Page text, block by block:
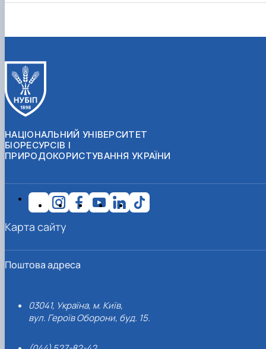
НАЦІОНАЛЬНИЙ УНІВЕРСИТЕТ
БІОРЕСУРСІВ І
ПРИРОДОКОРИСТУВАННЯ УКРАЇНИ
Поштова адреса
03041, Україна, м. Київ,
вул. Героїв Оборони, буд. 15.
Карта сайту